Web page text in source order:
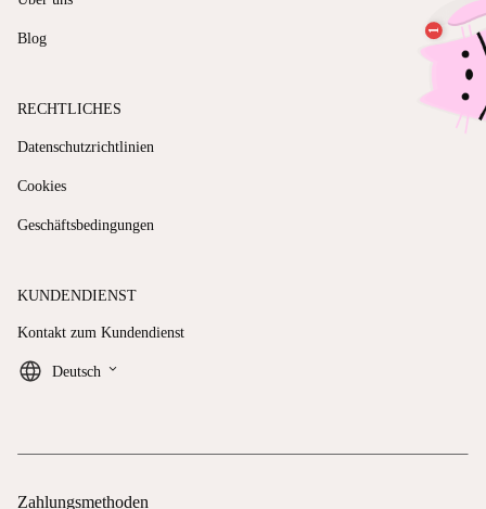
Blog
RECHTLICHES
Datenschutzrichtlinien
Cookies
Geschäftsbedingungen
KUNDENDIENST
Kontakt zum Kundendienst
Deutsch keyboard_arrow_down
Zahlungsmethoden